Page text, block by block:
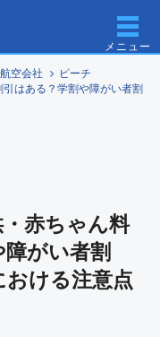
メニュー
航空会社
ピーチ
はある？学割や障がい者割
赤ちゃん料
がい者割
おける注意点